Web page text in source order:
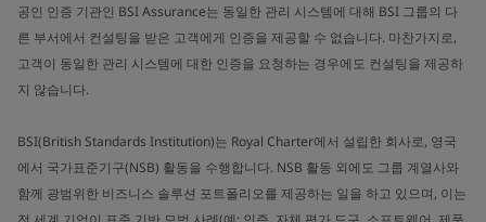
공인 인증 기관인 BSI Assurance는 동일한 관리 시스템에 대해 BSI 그룹의 다
른 부서에서 컨설팅을 받은 고객에게 인증을 제공할 수 없습니다. 마찬가지로,
고객이 동일한 관리 시스템에 대한 인증을 요청하는 경우에도 컨설팅을 제공하
지 않습니다.
BSI(British Standards Institution)는 Royal Charter에서 설립한 회사로, 영국
에서 국가표준기구(NSB) 활동을 수행합니다. NSB 활동 외에도 그룹 계열사와
함께 광범위한 비즈니스 솔루션 포트폴리오를 제공하는 일을 하고 있으며, 이는